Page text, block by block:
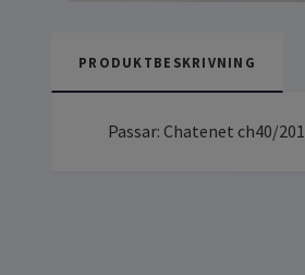
PRODUKTBESKRIVNING
Passar: Chatenet ch40/